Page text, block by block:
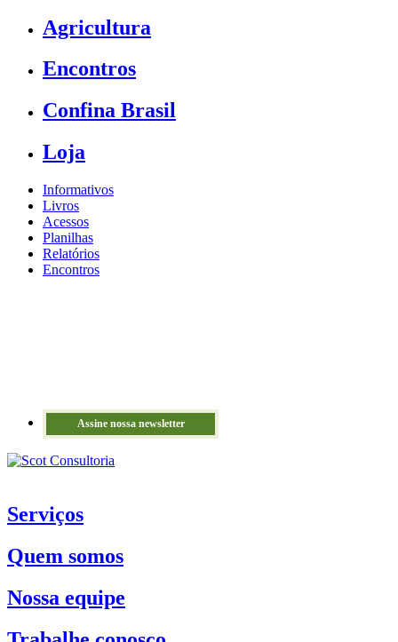
Agricultura
Encontros
Confina Brasil
Loja
Informativos
Livros
Acessos
Planilhas
Relatórios
Encontros
Assine nossa newsletter
Serviços
Quem somos
Nossa equipe